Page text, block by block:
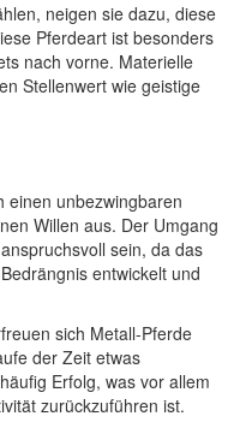
neigen sie dazu, diese
Pferdeart ist besonders
nach vorne. Materielle
Stellenwert wie geistige
einen unbezwingbaren
Willen aus. Der Umgang
sein, da das
entwickelt und
sich Metall-Pferde
der Zeit etwas
Erfolg, was vor allem
zurückzuführen ist.